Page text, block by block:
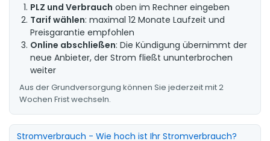
PLZ und Verbrauch oben im Rechner eingeben
Tarif wählen: maximal 12 Monate Laufzeit und
Preisgarantie empfohlen
Online abschließen: Die Kündigung übernimmt der
neue Anbieter, der Strom fließt ununterbrochen
weiter
Aus der Grundversorgung können Sie jederzeit mit 2
Wochen Frist wechseln.
Stromverbrauch - Wie hoch ist Ihr Stromverbrauch?